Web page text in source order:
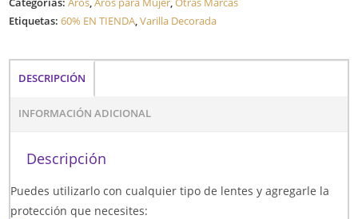
Etiquetas:60% EN TIENDA,Varilla Decorada
DESCRIPCIÓN
INFORMACIÓN ADICIONAL
Descripción
Puedes utilizarlo con cualquier tipo de lentes y agregarle la
protección que necesites: